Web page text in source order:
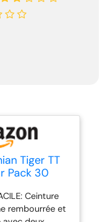
Tiger TT
Pack 30
Militaire
pour le
Ceinture
rembourrée et